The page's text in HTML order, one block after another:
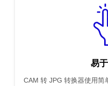
易
CAM 转 JPG 转换器使用简